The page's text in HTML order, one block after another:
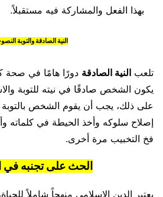
بهذا الفعل والمشاركة فيه مستقبلاً.
النية الصادقة والتوبة
تلعب النية الصادقة دورًا هامًا في صحة
يكون الشخص صادقًا في نيته للتوبة
على ذلك، يجب أن يقوم الشخص
إصلاح سلوكه وأخذ الحيطة في كلماته
فخ التخبيب مرة أخرى.
الحث على تجنبه في
يعتبر الدين الإسلامي منهجاً شاملاً